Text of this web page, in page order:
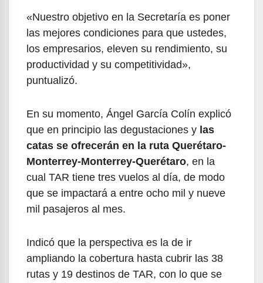
«Nuestro objetivo en la Secretaría es poner
las mejores condiciones para que ustedes,
los empresarios, eleven su rendimiento, su
productividad y su competitividad»,
puntualizó.
En su momento, Ángel García Colín explicó
que en principio las degustaciones y las
catas se ofrecerán en la ruta Querétaro-
Monterrey-Monterrey-Querétaro, en la
cual TAR tiene tres vuelos al día, de modo
que se impactará a entre ocho mil y nueve
mil pasajeros al mes.
Indicó que la perspectiva es la de ir
ampliando la cobertura hasta cubrir las 38
rutas y 19 destinos de TAR, con lo que se